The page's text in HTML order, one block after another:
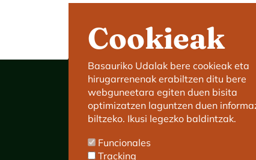
Cookieak
Basauriko Udalak bere cookieak eta
hirugarrenenak erabiltzen ditu bere
webguneetara egiten duen bisita
optimizatzen laguntzen duen
biltzeko. Ikusi legezko baldintzak.
Funcionales
Tracking
C/ Kareaga Goikoa 52.